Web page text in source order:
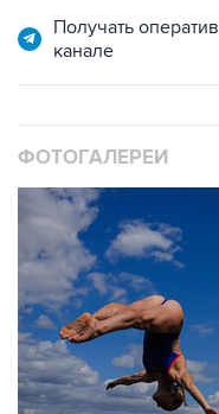
Получать
канале
ФОТОГАЛЕРЕИ